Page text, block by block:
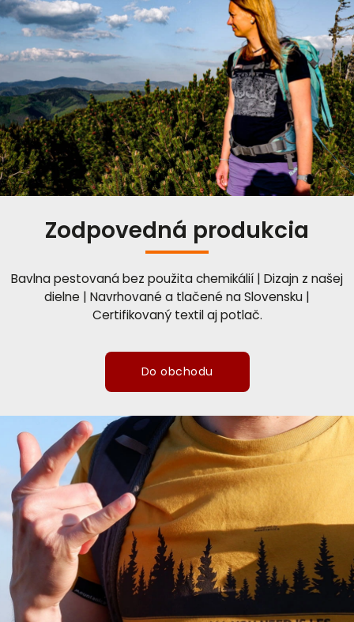
Zodpovedná produkcia
Bavlna pestovaná bez použita chemikálií | Dizajn z našej
dielne | Navrhované a tlačené na Slovensku |
Certifikovaný textil aj potlač.
Do obchodu